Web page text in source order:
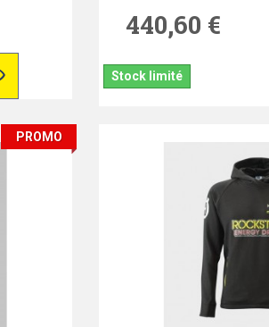
440,60 €
Stock limité
PROMO